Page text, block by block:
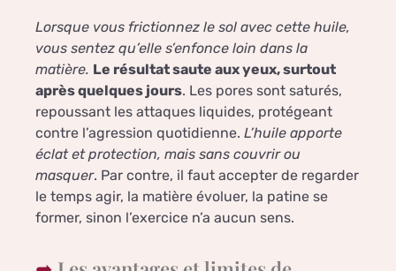
Lorsque vous frictionnez le sol avec cette huile,
vous sentez qu’elle s’enfonce loin dans la
matière. Le résultat saute aux yeux, surtout
après quelques jours. Les pores sont saturés,
repoussant les attaques liquides, protégeant
contre l’agression quotidienne. L’huile apporte
éclat et protection, mais sans couvrir ou
masquer. Par contre, il faut accepter de regarder
le temps agir, la matière évoluer, la patine se
former, sinon l’exercice n’a aucun sens.